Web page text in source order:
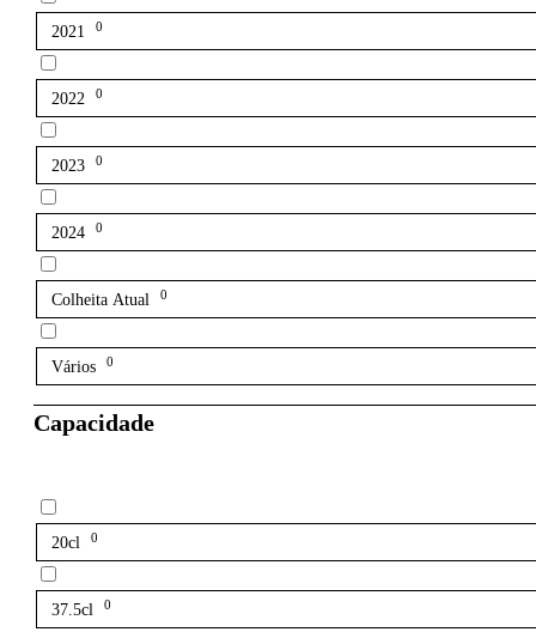
2021 0
2022 0
2023 0
2024 0
Colheita Atual 0
Vários 0
Capacidade
20cl 0
37.5cl 0